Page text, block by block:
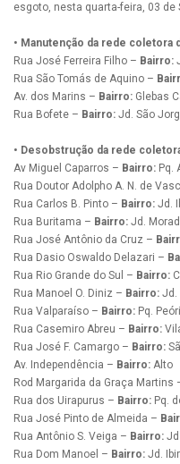
esgoto, nesta quarta-feira, 03 de
• Manutenção da rede coletora
Rua José Ferreira Filho – Bairro:
Rua São Tomás de Aquino –
Av. dos Marins – Bairro: Glebas
Rua Bofete – Bairro: Jd. São
• Desobstrução da rede
Av Miguel Caparros – Bairro: Pq.
Rua Doutor Adolpho A. N. de
Rua Carlos B. Pinto – Bairro: Jd.
Rua Buritama – Bairro: Jd.
Rua José Antônio da Cruz –
Rua Dasio Oswaldo Delazari –
Rua Rio Grande do Sul – Bairro:
Rua Manoel O. Diniz – Bairro: Jd.
Rua Valparaíso – Bairro: Pq.
Rua Casemiro Abreu – Bairro:
Rua José F. Camargo – Bairro:
Av. Independência – Bairro: Alto
Rod Margarida da Graça Martins
Rua dos Uirapurus – Bairro: Pq.
Rua José Pinto de Almeida –
Rua Antônio S. Veiga – Bairro: Jd
Rua Dom Manoel – Bairro: Jd.